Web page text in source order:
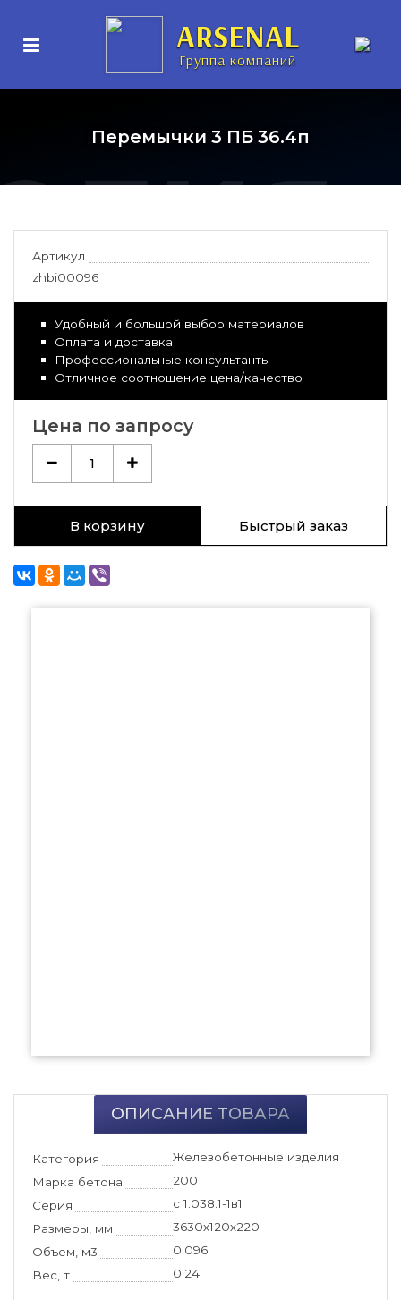
ARSENAL
Группа компаний
Перемычки 3 ПБ 36.4п
Артикул
zhbi00096
Удобный и большой выбор материалов
Оплата и доставка
Профессиональные консультанты
Отличное соотношение цена/качество
Цена по запросу
1
В корзину Быстрый заказ
ОПИСАНИЕ ТОВАРА
Категория
Железобетонные изделия
Марка бетона
200
Серия
с 1.038.1-1в1
Размеры, мм
3630х120х220
Объем, м3
0.096
Вес, т
0.24